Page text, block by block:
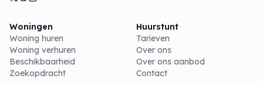
Woningen
Woning huren
Woning verhuren
Beschikbaarheid
Zoekopdracht
Huurstunt
Tarieven
Over ons
Over ons aanbod
Contact